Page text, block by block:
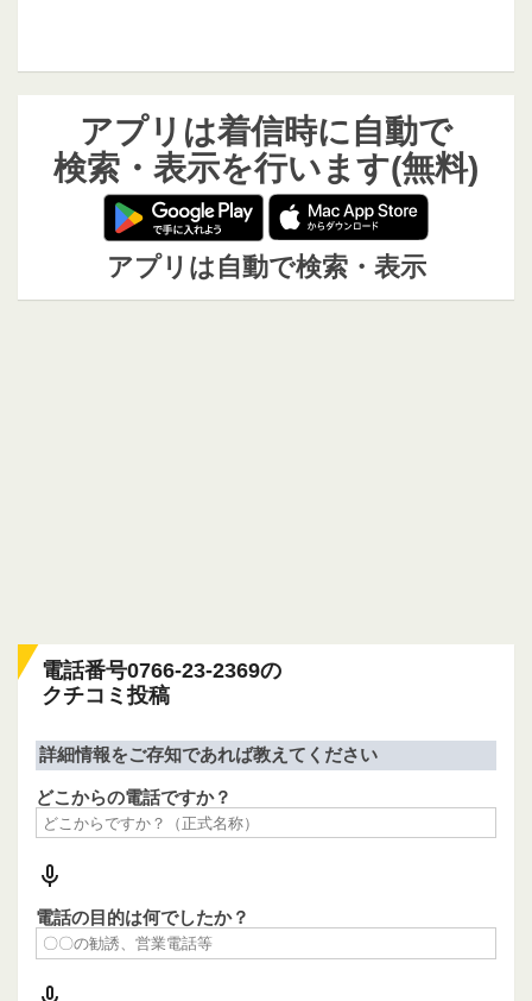
アプリは着信時に自動で
検索・表示を行います(無料)
アプリは自動で検索・表示
電話番号0766-23-2369の
クチコミ投稿
詳細情報をご存知であれば教えてください
どこからの電話ですか？
電話の目的は何でしたか？